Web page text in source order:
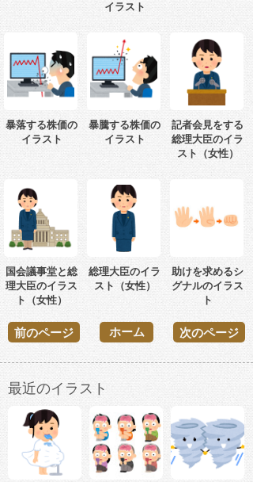
イラスト
暴落する株価の
イラスト
暴騰する株価の
イラスト
記者会見をする
総理大臣のイラ
スト（女性）
国会議事堂と総
理大臣のイラス
ト（女性）
総理大臣のイラ
スト（女性）
助けを求めるシ
グナルのイラス
ト
前のページ 次のページ
ホーム
最近のイラスト